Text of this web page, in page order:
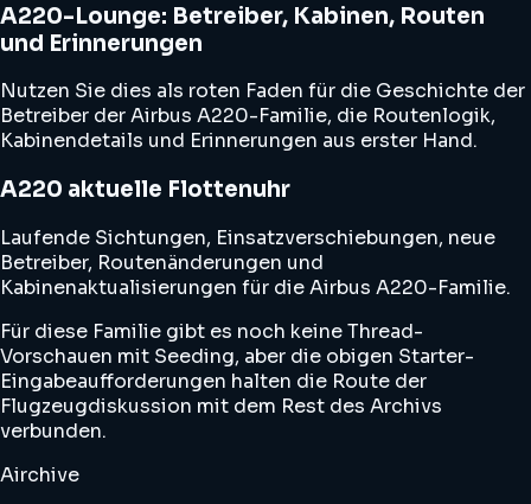
A220-Lounge: Betreiber, Kabinen, Routen
und Erinnerungen
Nutzen Sie dies als roten Faden für die Geschichte der
Betreiber der Airbus A220-Familie, die Routenlogik,
Kabinendetails und Erinnerungen aus erster Hand.
A220 aktuelle Flottenuhr
Laufende Sichtungen, Einsatzverschiebungen, neue
Betreiber, Routenänderungen und
Kabinenaktualisierungen für die Airbus A220-Familie.
Für diese Familie gibt es noch keine Thread-
Vorschauen mit Seeding, aber die obigen Starter-
Eingabeaufforderungen halten die Route der
Flugzeugdiskussion mit dem Rest des Archivs
verbunden.
Airchive